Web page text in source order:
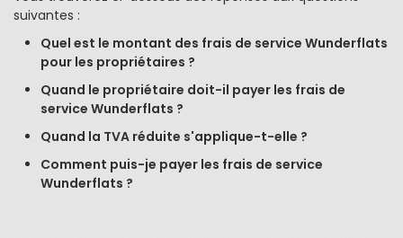
suivantes :
Quel est le montant des frais de service Wunderflats
pour les propriétaires ?
Quand le propriétaire doit-il payer les frais de
service Wunderflats ?
Quand la TVA réduite s'applique-t-elle ?
Comment puis-je payer les frais de service
Wunderflats ?